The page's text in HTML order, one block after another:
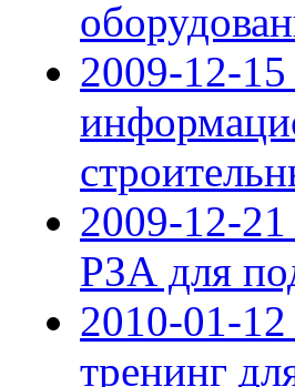
2009-12-
2009-12-
РЗА для
2010-01-
тренинг